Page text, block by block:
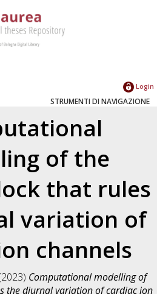
Login
STRUMENTI DI NAVIGAZIONE
of the
that rules
variation of
channels
Computational modelling of
the diurnal variation of cardiac ion